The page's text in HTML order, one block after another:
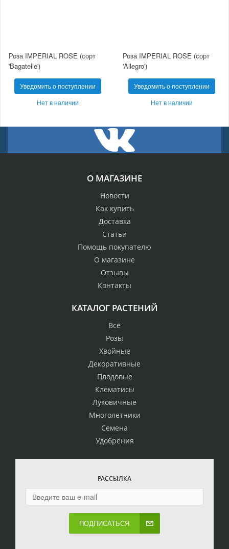
Роза IMPERIAL ROSE (сорт
'Bagatelle')
Уведомить о поступлении
Нет в наличии
Роза IMPERIAL ROSE (сорт
'Allegro')
Уведомить о поступлении
Нет в наличии
О МАГАЗИНЕ
Новости
Как купить
Доставка
Статьи
Помощь покупателю
О магазине
Отзывы
Контакты
КАТАЛОГ РАСТЕНИЙ
Всё
Розы
Хвойные
Декоративные
Плодовые
Клематисы
Луковичные
Многолетники
Семена
Удобрения
РАССЫЛКА
ПОДПИСАТЬСЯ